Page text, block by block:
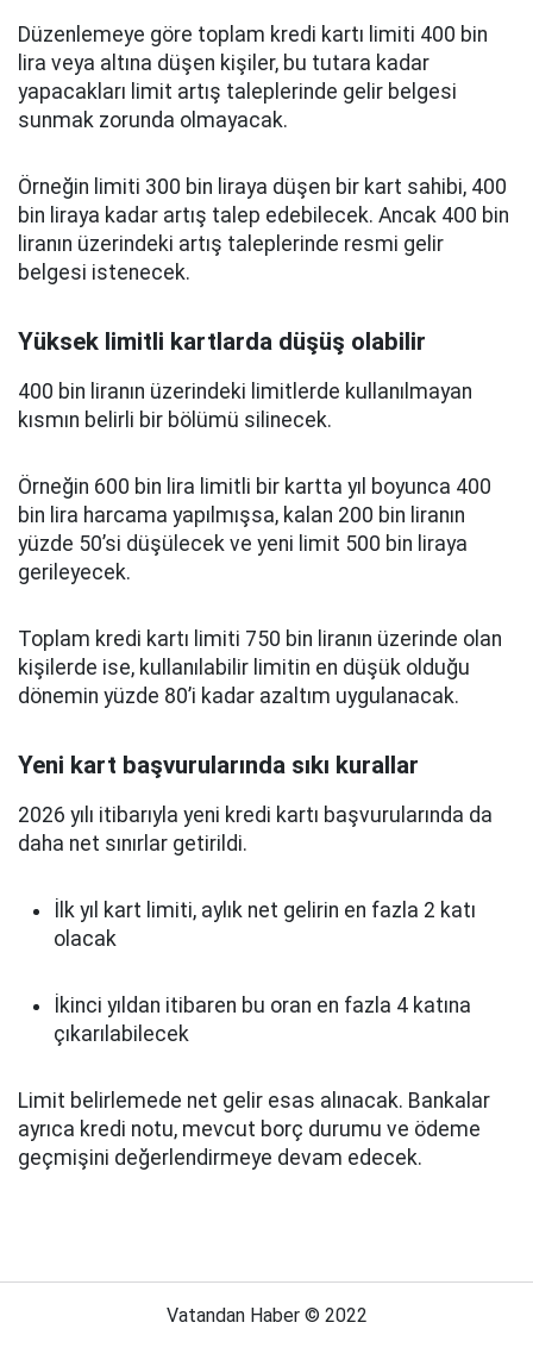
Düzenlemeye göre toplam kredi kartı limiti 400 bin
lira veya altına düşen kişiler, bu tutara kadar
yapacakları limit artış taleplerinde gelir belgesi
sunmak zorunda olmayacak.
Örneğin limiti 300 bin liraya düşen bir kart sahibi, 400
bin liraya kadar artış talep edebilecek. Ancak 400 bin
liranın üzerindeki artış taleplerinde resmi gelir
belgesi istenecek.
Yüksek limitli kartlarda düşüş olabilir
400 bin liranın üzerindeki limitlerde kullanılmayan
kısmın belirli bir bölümü silinecek.
Örneğin 600 bin lira limitli bir kartta yıl boyunca 400
bin lira harcama yapılmışsa, kalan 200 bin liranın
yüzde 50’si düşülecek ve yeni limit 500 bin liraya
gerileyecek.
Toplam kredi kartı limiti 750 bin liranın üzerinde olan
kişilerde ise, kullanılabilir limitin en düşük olduğu
dönemin yüzde 80’i kadar azaltım uygulanacak.
Yeni kart başvurularında sıkı kurallar
2026 yılı itibarıyla yeni kredi kartı başvurularında da
daha net sınırlar getirildi.
İlk yıl kart limiti, aylık net gelirin en fazla 2 katı
olacak
İkinci yıldan itibaren bu oran en fazla 4 katına
çıkarılabilecek
Limit belirlemede net gelir esas alınacak. Bankalar
ayrıca kredi notu, mevcut borç durumu ve ödeme
geçmişini değerlendirmeye devam edecek.
Vatandan Haber © 2022